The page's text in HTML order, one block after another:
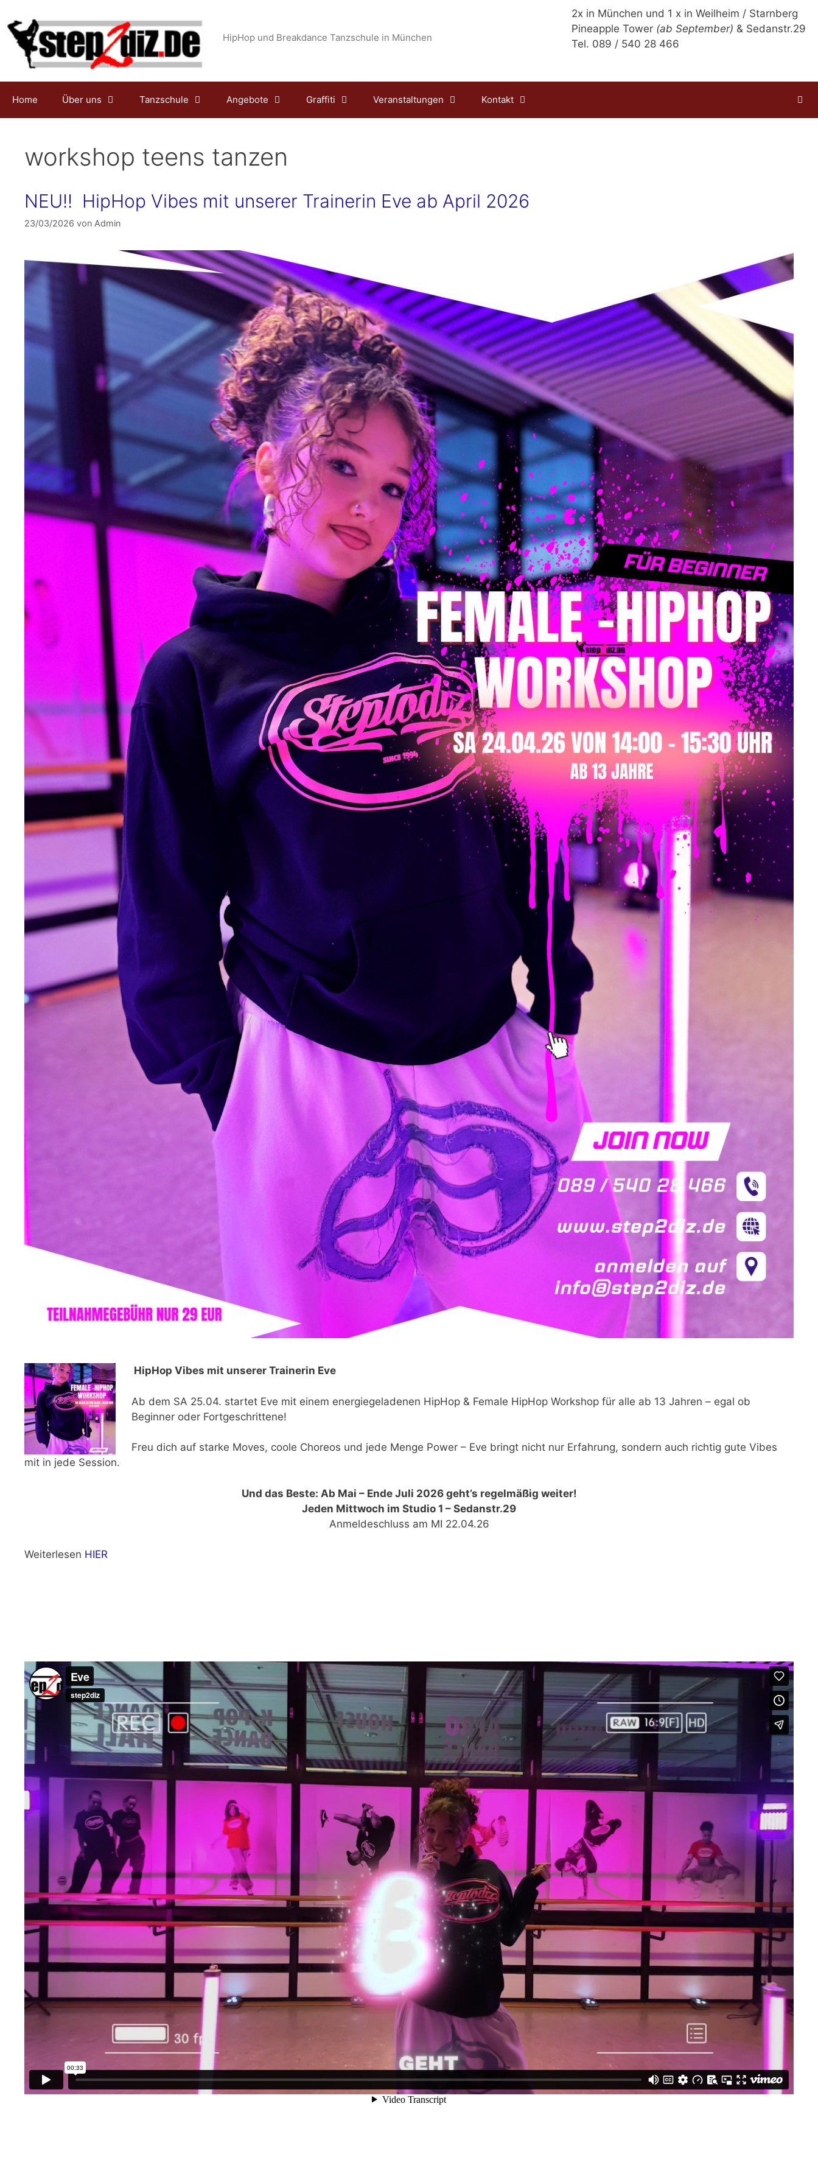
Inhalt
springen
2x in München und 1 x in Weilheim / Starnberg
Pineapple Tower (ab September) & Sedanstr.29
Tel. 089 / 540 28 466
HipHop und Breakdance Tanzschule in München
Home Über uns Tanzschule Angebote Graffiti Veranstaltungen Kontakt
workshop teens tanzen
NEU!! HipHop Vibes mit unserer Trainerin Eve ab April 2026
23/03/2026 von Admin
HipHop Vibes mit unserer Trainerin Eve
Ab dem SA 25.04. startet Eve mit einem energiegeladenen HipHop & Female HipHop Workshop für alle ab 13 Jahren – egal ob
Beginner oder Fortgeschrittene!
Freu dich auf starke Moves, coole Choreos und jede Menge Power – Eve bringt nicht nur Erfahrung, sondern auch richtig gute Vibes
mit in jede Session.
Und das Beste: Ab Mai – Ende Juli 2026 geht’s regelmäßig weiter!
Jeden Mittwoch im Studio 1 – Sedanstr.29
Anmeldeschluss am MI 22.04.26
Weiterlesen HIER